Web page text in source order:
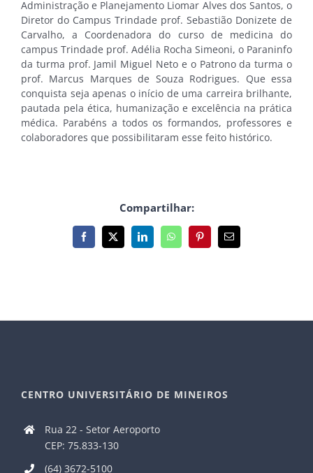
Administração e Planejamento Liomar Alves dos Santos, o
Diretor do Campus Trindade prof. Sebastião Donizete de
Carvalho, a Coordenadora do curso de medicina do
campus Trindade prof. Adélia Rocha Simeoni, o Paraninfo
da turma prof. Jamil Miguel Neto e o Patrono da turma o
prof. Marcus Marques de Souza Rodrigues. Que essa
conquista seja apenas o início de uma carreira brilhante,
pautada pela ética, humanização e excelência na prática
médica. Parabéns a todos os formandos, professores e
colaboradores que possibilitaram esse feito histórico.
Compartilhar:
Facebook
X LinkedInWhatsAppPinterest
E-
mail
CENTRO UNIVERSITÁRIO DE MINEIROS
Rua 22 - Setor Aeroporto
CEP: 75.833-130
(64) 3672-5100